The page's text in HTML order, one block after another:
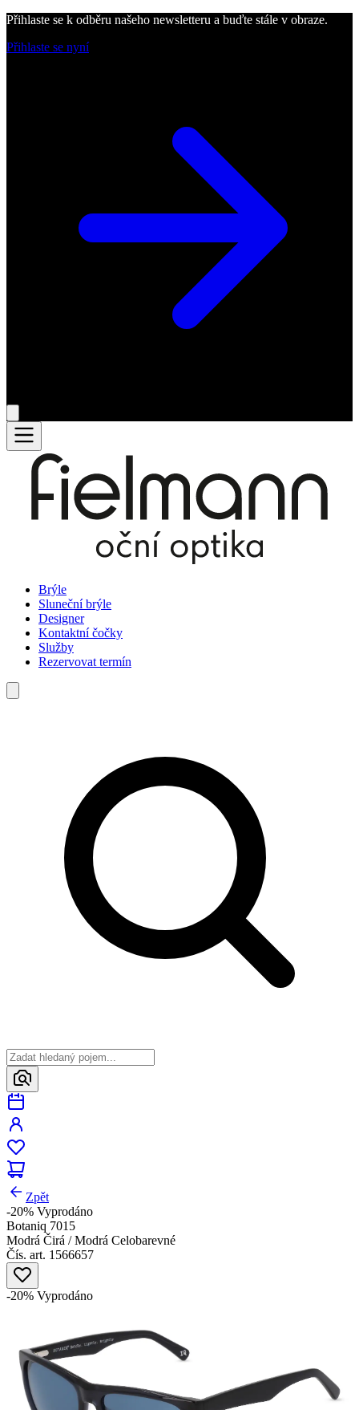
Přihlaste se k odběru našeho newsletteru a buďte stále v obraze.
Přihlaste se nyní
Brýle
Sluneční brýle
Designer
Kontaktní čočky
Služby
Rezervovat termín
Zpět
-20% Vyprodáno
Botaniq 7015
Modrá Čirá / Modrá Celobarevné
Čís. art. 1566657
-20% Vyprodáno